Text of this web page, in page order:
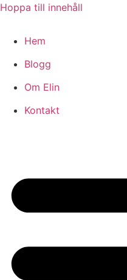
Hoppa till innehåll
Hem
Blogg
Om Elin
Kontakt